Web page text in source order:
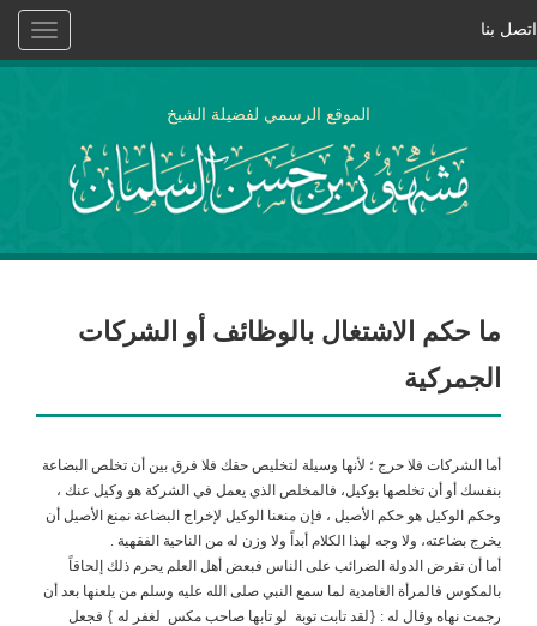
Toggle
اتصل بنا
الموقع الرسمي لفضيلة الشيخ
ما حكم الاشتغال بالوظائف أو الشركات
الجمركية
أما الشركات فلا حرج ؛ لأنها وسيلة لتخليص حقك فلا فرق بين أن تخلص البضاعة
بنفسك أو أن تخلصها بوكيل، فالمخلص الذي يعمل في الشركة هو وكيل عنك ،
وحكم الوكيل هو حكم الأصيل ، فإن منعنا الوكيل لإخراج البضاعة نمنع الأصيل أن
يخرج بضاعته، ولا وجه لهذا الكلام أبداً ولا وزن له من الناحية الفقهية .
أما أن تفرض الدولة الضرائب على الناس فبعض أهل العلم يحرم ذلك إلحاقاً
بالمكوس فالمرأة الغامدية لما سمع النبي صلى الله عليه وسلم من يلعنها بعد أن
رجمت نهاه وقال له : {لقد تابت توبة لو تابها صاحب مكس لغفر له } فجعل